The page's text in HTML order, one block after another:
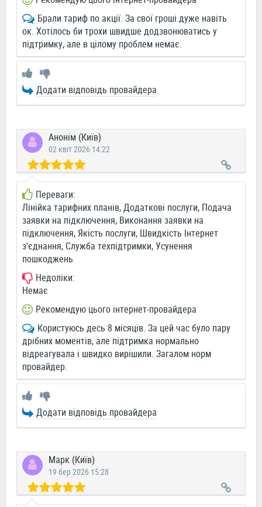
Брали тариф по акції. За свої гроші дуже навіть
ок. Хотілось би трохи швидше додзвонюватись у
підтримку, але в цілому проблем немає.
Додати відповідь провайдера
Анонім (Київ)
02 квіт 2026 14:22
Переваги:
Лінійка тарифних планів, Додаткові послуги, Подача
заявки на підключення, Виконання заявки на
підключення, Якість послуги, Швидкість Інтернет
з'єднання, Служба техпідтримки, Усунення
пошкоджень
Недоліки:
Немає
Рекомендую цього інтернет-провайдера
Користуюсь десь 8 місяців. За цей час було пару
дрібних моментів, але підтримка нормально
відреагувала і швидко вирішили. Загалом норм
провайдер.
Додати відповідь провайдера
Марк (Київ)
19 бер 2026 15:28